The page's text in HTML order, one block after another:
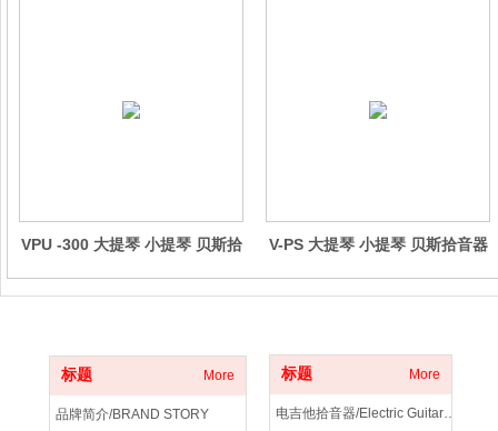
VPU -300 大提琴 小提琴 贝斯拾
V-PS 大提琴 小提琴 贝斯拾音器
标题 More
品牌简介/BRAND STORY
标题 More
电吉他拾音器/Electric Guitar Pickup